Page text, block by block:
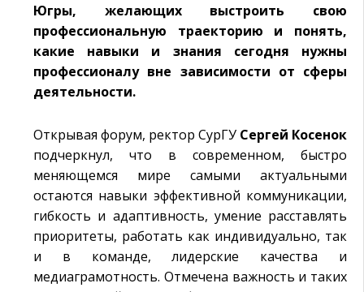
Югры, желающих выстроить свою
профессиональную траекторию и понять,
какие навыки и знания сегодня нужны
профессионалу вне зависимости от сферы
деятельности.
Открывая форум, ректор СурГУ Сергей Косенок
подчеркнул, что в современном, быстро
меняющемся мире самыми актуальными
остаются навыки эффективной коммуникации,
гибкость и адаптивность, умение расставлять
приоритеты, работать как индивидуально, так
и в команде, лидерские качества и
медиаграмотность. Отмечена важность и таких